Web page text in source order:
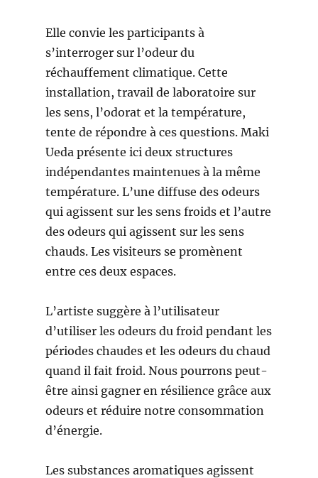
Elle convie les participants à
s’interroger sur l’odeur du
réchauffement climatique. Cette
installation, travail de laboratoire sur
les sens, l’odorat et la température,
tente de répondre à ces questions. Maki
Ueda présente ici deux structures
indépendantes maintenues à la même
température. L’une diffuse des odeurs
qui agissent sur les sens froids et l’autre
des odeurs qui agissent sur les sens
chauds. Les visiteurs se promènent
entre ces deux espaces.
L’artiste suggère à l’utilisateur
d’utiliser les odeurs du froid pendant les
périodes chaudes et les odeurs du chaud
quand il fait froid. Nous pourrons peut-
être ainsi gagner en résilience grâce aux
odeurs et réduire notre consommation
d’énergie.
Les substances aromatiques agissent